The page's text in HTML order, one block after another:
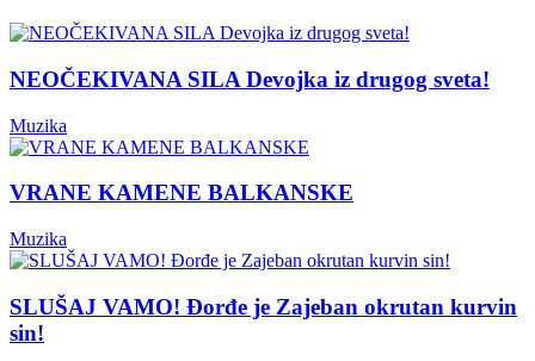
NEOČEKIVANA SILA Devojka iz drugog sveta!
Muzika
VRANE KAMENE BALKANSKE
Muzika
SLUŠAJ VAMO! Đorđe je Zajeban okrutan kurvin
sin!